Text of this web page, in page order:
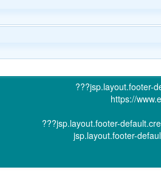
???jsp.layout.footer-
https://
???jsp.layout.footer-
jsp.layout.footer-